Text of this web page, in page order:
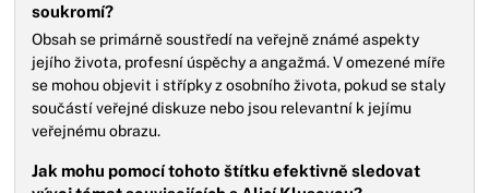
soukromí?
Obsah se primárně soustředí na veřejně známé aspekty
jejího života, profesní úspěchy a angažmá. V omezené míře
se mohou objevit i střípky z osobního života, pokud se staly
součástí veřejné diskuze nebo jsou relevantní k jejímu
veřejnému obrazu.
Jak mohu pomocí tohoto štítku efektivně sledovat